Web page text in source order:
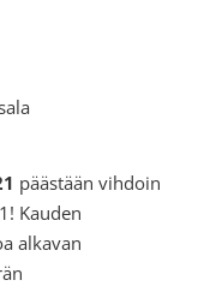
päästään vihdoin
Kauden
alkavan